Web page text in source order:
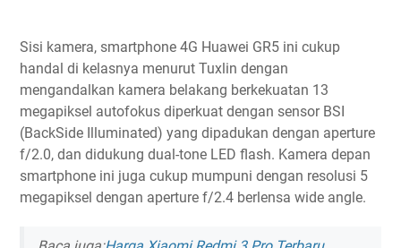
Sisi kamera, smartphone 4G Huawei GR5 ini cukup
handal di kelasnya menurut Tuxlin dengan
mengandalkan kamera belakang berkekuatan 13
megapiksel autofokus diperkuat dengan sensor BSI
(BackSide Illuminated) yang dipadukan dengan aperture
f/2.0, dan didukung dual-tone LED flash. Kamera depan
smartphone ini juga cukup mumpuni dengan resolusi 5
megapiksel dengan aperture f/2.4 berlensa wide angle.